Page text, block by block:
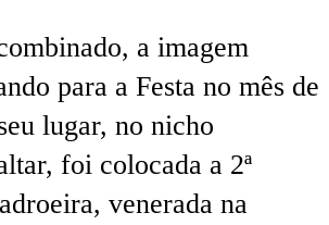
a imagem
para a Festa no mês de
lugar, no nicho
foi colocada a 2ª
venerada na